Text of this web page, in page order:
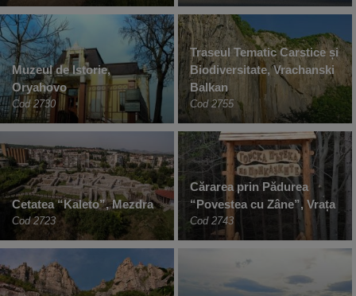
Muzeul de Istorie,
Oryahovo
Cod 2730
Traseul Tematic Carstice și
Biodiversitate, Vrachanski
Balkan
Cod 2755
Cetatea “Kaleto”, Mezdra
Cod 2723
Cărarea prin Pădurea
“Povestea cu Zâne”, Vrața
Cod 2743